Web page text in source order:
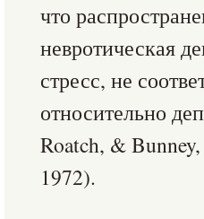
что
невротическая
стресс, не
относительно
Roatch, &
1972).